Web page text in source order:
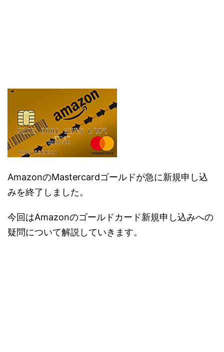
AmazonのMastercardゴールドが急に新規申し込
みを終了しました。
今回はAmazonのゴールドカード新規申し込みへの
疑問について解説していきます。